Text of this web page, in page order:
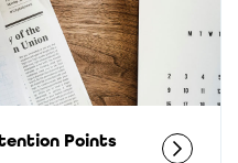
Points